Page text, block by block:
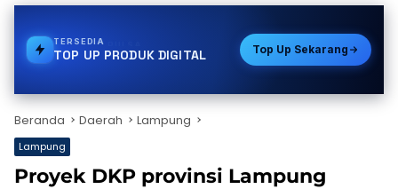
TERSEDIA
TOP UP PRODUK DIGITAL Top Up Sekarang
Beranda Daerah Lampung
Lampung
Proyek DKP provinsi Lampung